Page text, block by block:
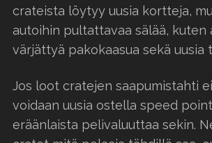
crateista löytyy uusia kortteja,
autoihin pultattavaa sälää, kuten
värjättyä pakokaasua sekä uusia
Jos loot cratejen saapumistahti
voidaan uusia ostella speed
eräänlaista pelivaluuttaa sekin.